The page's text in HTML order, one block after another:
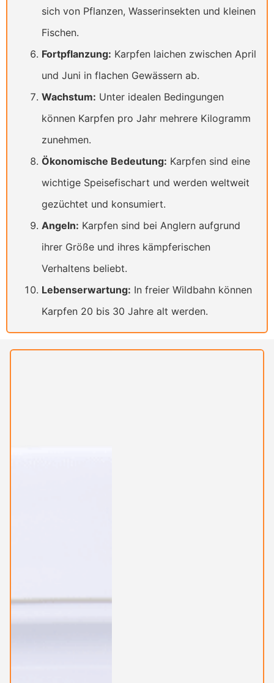
sich von Pflanzen, Wasserinsekten und kleinen
Fischen.
Fortpflanzung: Karpfen laichen zwischen April
und Juni in flachen Gewässern ab.
Wachstum: Unter idealen Bedingungen
können Karpfen pro Jahr mehrere Kilogramm
zunehmen.
Ökonomische Bedeutung: Karpfen sind eine
wichtige Speisefischart und werden weltweit
gezüchtet und konsumiert.
Angeln: Karpfen sind bei Anglern aufgrund
ihrer Größe und ihres kämpferischen
Verhaltens beliebt.
Lebenserwartung: In freier Wildbahn können
Karpfen 20 bis 30 Jahre alt werden.